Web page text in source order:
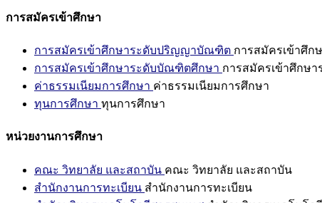
การสมัครเข้าศึกษา
การสมัครเข้าศึกษาระดับปริญญาบัณฑิต การสมัครเข้าศึ
การสมัครเข้าศึกษาระดับบัณฑิตศึกษา การสมัครเข้าศึกษ
ค่าธรรมเนียมการศึกษา ค่าธรรมเนียมการศึกษา
ทุนการศึกษา ทุนการศึกษา
หน่วยงานการศึกษา
คณะ วิทยาลัย และสถาบัน คณะ วิทยาลัย และสถาบัน
สำนักงานการทะเบียน สำนักงานการทะเบียน